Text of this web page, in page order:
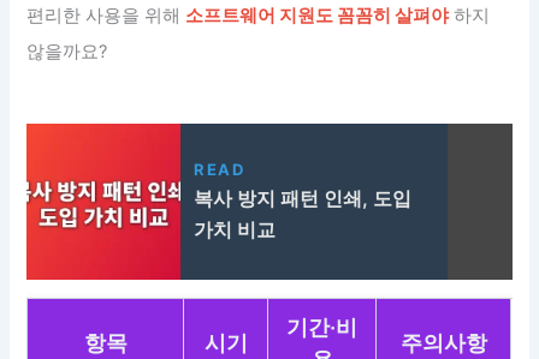
편리한 사용을 위해 소프트웨어 지원도 꼼꼼히 살펴야하지
않을까요?
READ
복사 방지 패턴 인쇄, 도입
가치 비교
항목 시기
기간·비
주의사항